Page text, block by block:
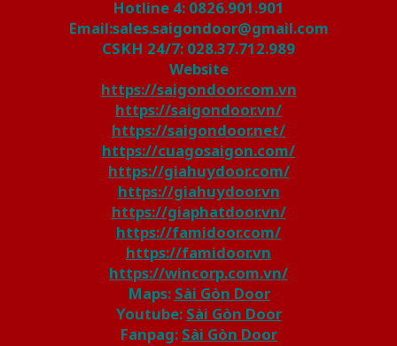
Hotline 4: 0826.901.901
Email:sales.saigondoor@gmail.com
CSKH 24/7: 028.37.712.989
Website
https://saigondoor.com.vn
https://saigondoor.vn/
https://saigondoor.net/
https://cuagosaigon.com/
https://giahuydoor.com/
https://giahuydoor.vn
https://giaphatdoor.vn/
https://famidoor.com/
https://famidoor.vn
https://wincorp.com.vn/
Maps: Sài Gòn Door
Youtube: Sài Gòn Door
Fanpag: Sài Gòn Door